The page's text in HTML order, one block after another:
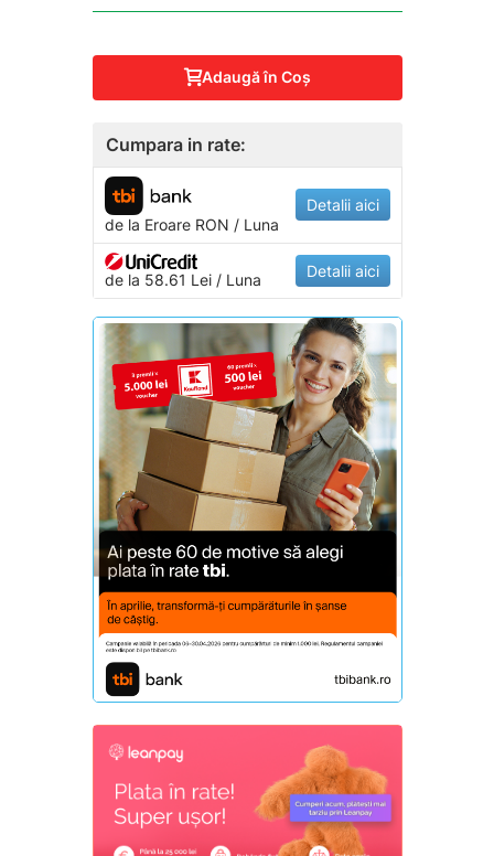
Adaugă în Coş
Cumpara in rate:
de la EroareRON / Luna
Detalii aici
de la 58.61 Lei / Luna Detalii aici